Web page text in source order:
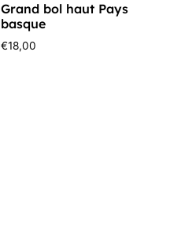
Grand bol haut Pays
basque
€18,00